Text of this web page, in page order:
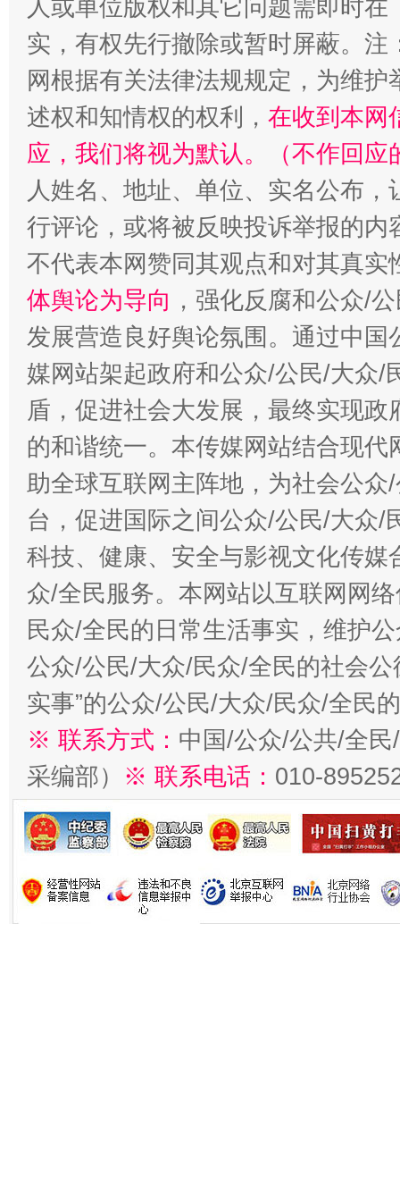
招工难、用工荒背后
人或单位版权和其它问题需即时在
实，有权先行撤除或暂时屏蔽。
网根据有关法律法规规定，为维
述权和知情权的权利， 在收到本网
应，我们将视为默认。（不作回应
人姓名、地址、单位、实名公布
行评论，或将被反映投诉举报的
不代表本网赞同其观点和对其真实
体舆论为导向 ，强化反腐和公众/
发展营造良好舆论氛围。通过中
媒网站架起政府和公众/公民/大众/
盾，促进社会大发展，最终实现
的和谐统一。本传媒网站结合现
助全球互联网主阵地，为社会公
台，促进国际之间公众/公民/大众/
科技、健康、安全与影视文化传
众/全民服务。本网站以互联网网
民众/全民的日常生活事实，维护
公众/公民/大众/民众/全民的社会公
实事”的公众/公民/大众/民众/全民
※ 联系方式： 中国/公众/公共/全
采编部） ※ 联系电话： 010-